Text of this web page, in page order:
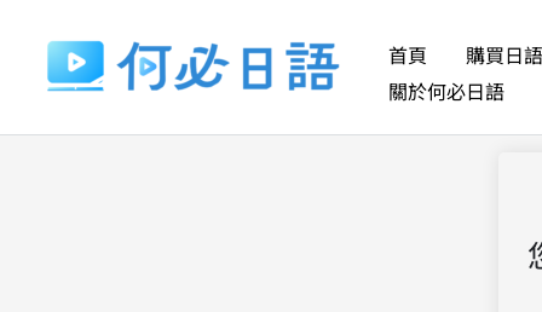
要
首頁 購買日
關於何必日語